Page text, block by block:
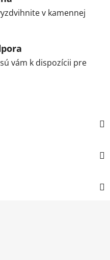
v kamennej
vám k dispozícii pre